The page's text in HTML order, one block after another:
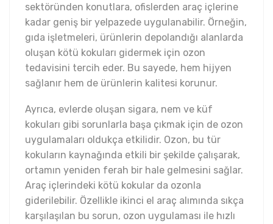
sektöründen konutlara, ofislerden araç içlerine
kadar geniş bir yelpazede uygulanabilir. Örneğin,
gıda işletmeleri, ürünlerin depolandığı alanlarda
oluşan kötü kokuları gidermek için ozon
tedavisini tercih eder. Bu sayede, hem hijyen
sağlanır hem de ürünlerin kalitesi korunur.
Ayrıca, evlerde oluşan sigara, nem ve küf
kokuları gibi sorunlarla başa çıkmak için de ozon
uygulamaları oldukça etkilidir. Ozon, bu tür
kokuların kaynağında etkili bir şekilde çalışarak,
ortamın yeniden ferah bir hale gelmesini sağlar.
Araç içlerindeki kötü kokular da ozonla
giderilebilir. Özellikle ikinci el araç alımında sıkça
karşılaşılan bu sorun, ozon uygulaması ile hızlı